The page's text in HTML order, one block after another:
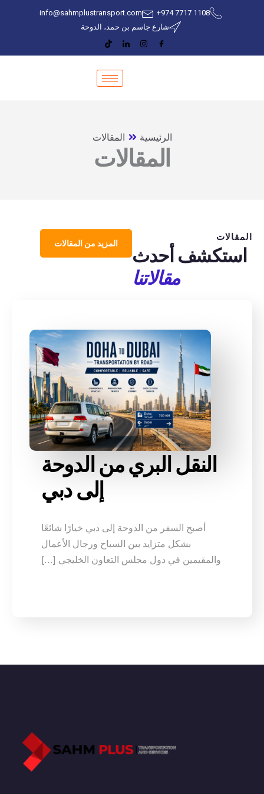
‎+974 7717 1108
info@sahmplustransport.com
شارع جاسم بن حمد، الدوحة
الرئيسية المقالات
المقالات
المقالات
استكشف أحدث
مقالاتنا
المزيد من المقالات
النقل البري من الدوحة
إلى دبي
أصبح السفر من الدوحة إلى دبي خيارًا شائعًا
بشكل متزايد بين السياح ورجال الأعمال
والمقيمين في دول مجلس التعاون الخليجي […]